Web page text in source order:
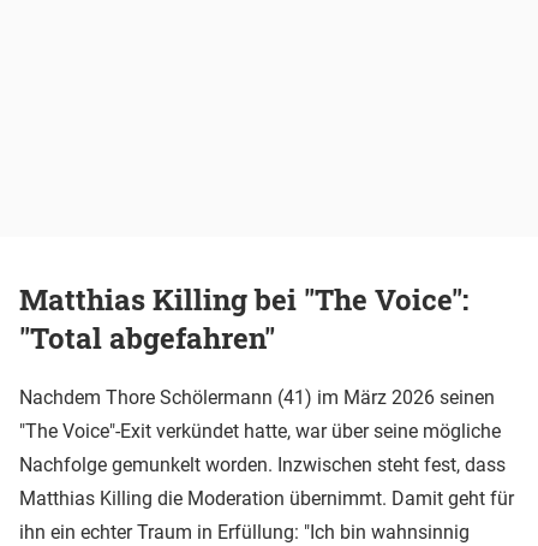
Matthias Killing bei "The Voice":
"Total abgefahren"
Nachdem Thore Schölermann (41) im März 2026 seinen
"The Voice"-Exit verkündet hatte, war über seine mögliche
Nachfolge gemunkelt worden. Inzwischen steht fest, dass
Matthias Killing die Moderation übernimmt. Damit geht für
ihn ein echter Traum in Erfüllung: "Ich bin wahnsinnig